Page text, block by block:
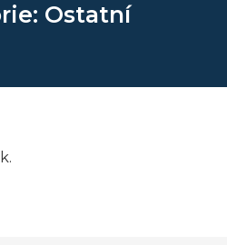
Ostatní